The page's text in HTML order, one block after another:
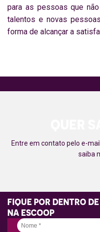
para as pessoas que
talentos e novas
forma de alcançar a
Entre em contato pelo e-
saiba
FIQUE POR DENTRO
NA ESCOOP